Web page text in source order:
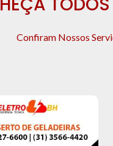
Confiram Nossos